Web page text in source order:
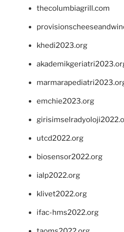
thecolumbiagrill.com
khedi2023.org
emchie2023.org
utcd2022.org
biosensor2022.org
ialp2022.org
klivet2022.org
ifac-hms2022.org